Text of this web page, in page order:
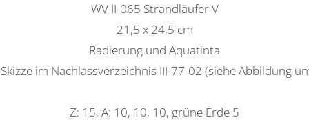
WV II-065 Strandläufer V
21,5 x 24,5 cm
Radierung und Aquatinta
im Nachlassverzeichnis III-77-02 (siehe Abbildung
Z: 15, A: 10, 10, 10, grüne Erde 5